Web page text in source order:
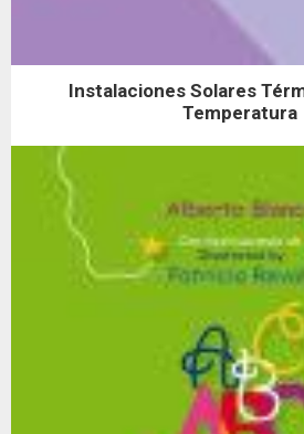
Instalaciones Solares
Temperatura